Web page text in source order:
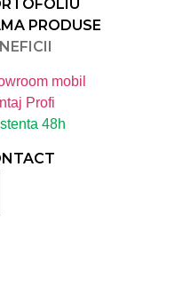
PRODUSE
mobil
Profi
48h